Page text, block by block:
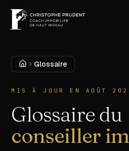
MENU
Accueil
Glossaire
MIS À JOUR EN AOÛT
Glossaire du
conseiller